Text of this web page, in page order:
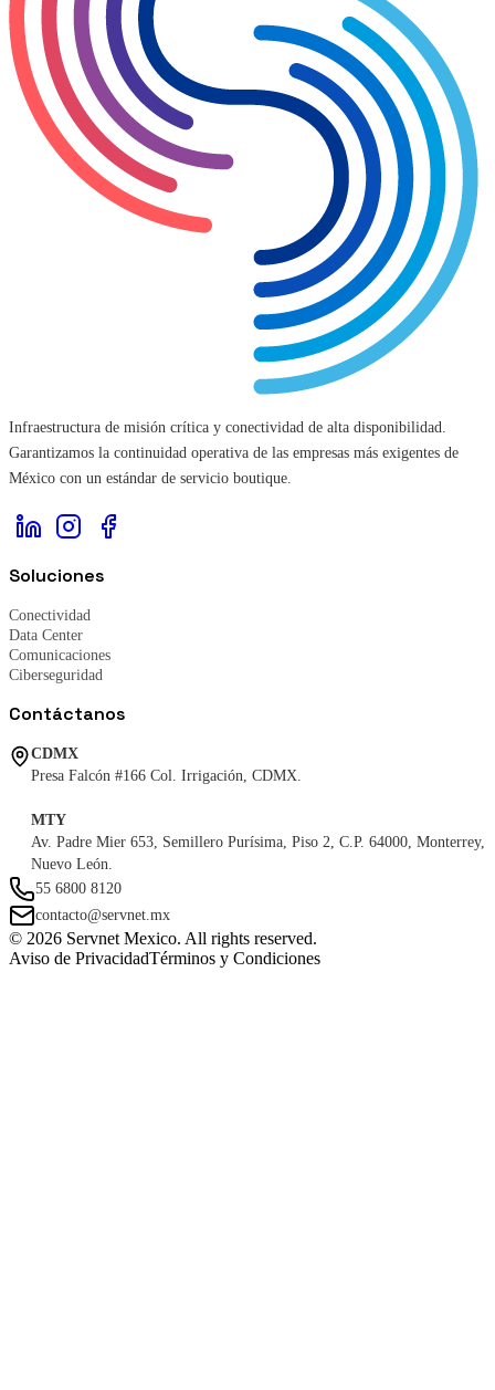
Infraestructura de misión crítica y conectividad de alta disponibilidad.
Garantizamos la continuidad operativa de las empresas más exigentes de
México con un estándar de servicio boutique.
Soluciones
Conectividad
Data Center
Comunicaciones
Ciberseguridad
Contáctanos
CDMX
Presa Falcón #166 Col. Irrigación, CDMX.
MTY
Av. Padre Mier 653, Semillero Purísima, Piso 2, C.P. 64000, Monterrey,
Nuevo León.
55 6800 8120
contacto@servnet.mx
© 2026 Servnet Mexico. All rights reserved.
Aviso de PrivacidadTérminos y Condiciones